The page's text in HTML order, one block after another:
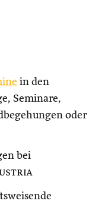
in den
Seminare,
oder
bei